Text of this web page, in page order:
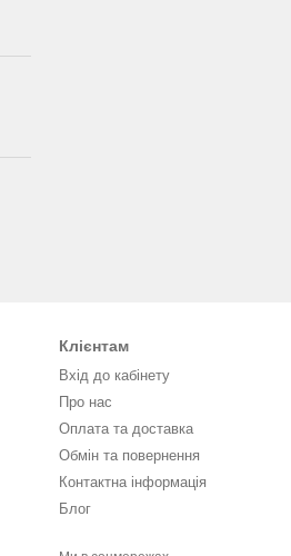
Клієнтам
Вхід до кабінету
Про нас
Оплата та доставка
Обмін та повернення
Контактна інформація
Блог